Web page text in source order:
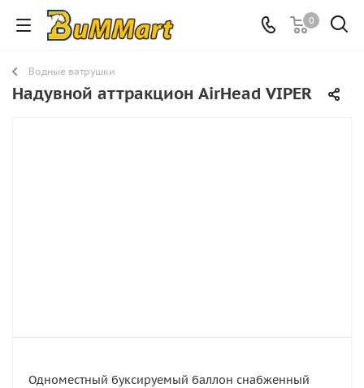
0
Водные ватрушки
Надувной аттракцион AirHead VIPER
Одноместный буксируемый баллон снабженный